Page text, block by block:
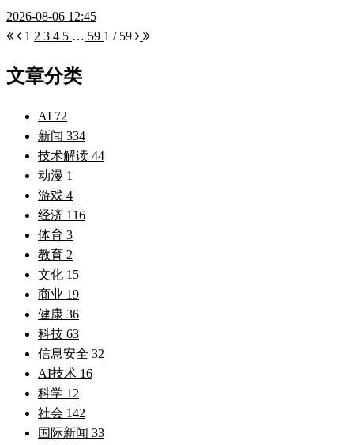
2026-08-06 12:45
1 2 3 4 5 … 59 1 / 59
文章分类
AI 72
新闻 334
技术解读 44
动漫 1
游戏 4
经济 116
体育 3
教育 2
文化 15
商业 19
健康 36
科技 63
信息安全 32
AI技术 16
科学 12
社会 142
国际新闻 33